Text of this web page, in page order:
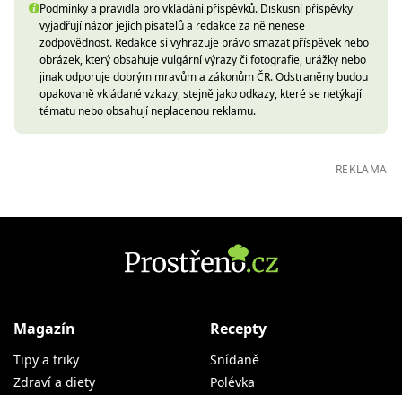
Podmínky a pravidla pro vkládání příspěvků. Diskusní příspěvky
vyjadřují názor jejich pisatelů a redakce za ně nenese
zodpovědnost. Redakce si vyhrazuje právo smazat příspěvek nebo
obrázek, který obsahuje vulgární výrazy či fotografie, urážky nebo
jinak odporuje dobrým mravům a zákonům ČR. Odstraněny budou
opakovaně vkládané vzkazy, stejně jako odkazy, které se netýkají
tématu nebo obsahují neplacenou reklamu.
REKLAMA
Magazín
Tipy a triky
Zdraví a diety
Recepty
Snídaně
Polévka